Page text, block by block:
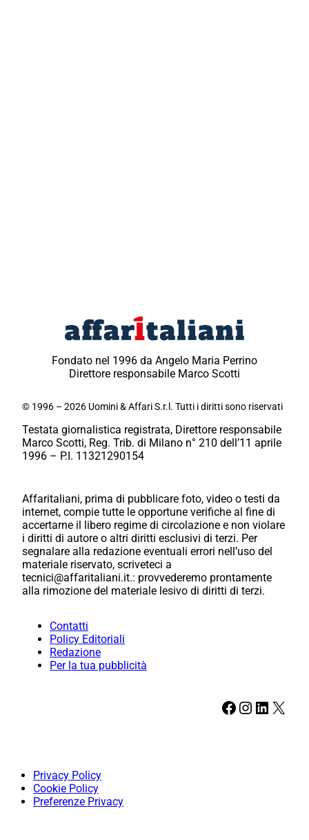
Fondato nel 1996 da Angelo Maria Perrino
Direttore responsabile Marco Scotti
© 1996 – 2026 Uomini & Affari S.r.l. Tutti i diritti sono riservati
Testata giornalistica registrata, Direttore responsabile
Marco Scotti, Reg. Trib. di Milano n° 210 dell’11 aprile
1996 – P.I. 11321290154
Affaritaliani, prima di pubblicare foto, video o testi da
internet, compie tutte le opportune verifiche al fine di
accertarne il libero regime di circolazione e non violare
i diritti di autore o altri diritti esclusivi di terzi. Per
segnalare alla redazione eventuali errori nell’uso del
materiale riservato, scriveteci a
tecnici@affaritaliani.it.: provvederemo prontamente
alla rimozione del materiale lesivo di diritti di terzi.
Contatti
Policy Editoriali
Redazione
Per la tua pubblicità
Facebook Instagram LinkedIn X
Privacy Policy
Cookie Policy
Preferenze Privacy